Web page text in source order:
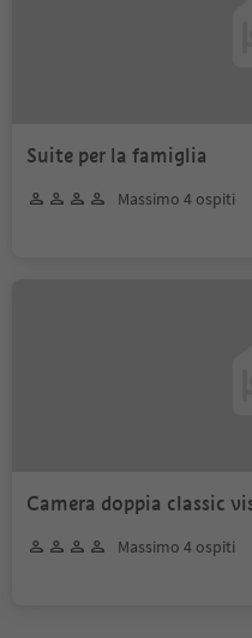
Suite per la famiglia
Massimo 4 ospiti
Camera doppia classic
Massimo 4 ospiti